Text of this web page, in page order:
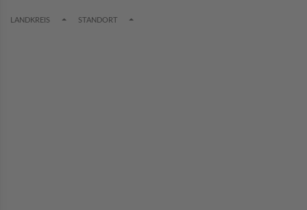
LANDKREIS TOGGLE DROPDOWN
STANDORT TOGGLE DROPDOWN